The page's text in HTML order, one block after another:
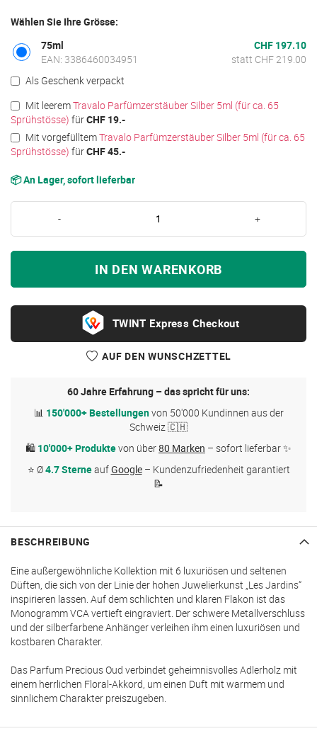
Wählen Sie Ihre Grösse:
75ml
EAN: 3386460034951
CHF 197.10
statt CHF 219.00
Als Geschenk verpackt
Mit leeremTravalo Parfümzerstäuber Silber 5ml (für ca. 65
Sprühstösse) fürCHF 19.-
Mit vorgefülltemTravalo Parfümzerstäuber Silber 5ml (für ca. 65
Sprühstösse) fürCHF 45.-
📦 An Lager, sofort lieferbar
- +
IN DEN WARENKORB
Express Checkout
AUF DEN WUNSCHZETTEL
60 Jahre Erfahrung – das spricht für uns:
📊 150'000+ Bestellungenvon 50'000 Kundinnen aus der
Schweiz 🇨🇭
🛍 10'000+ Produktevon über80 Marken – sofort lieferbar ✨
⭐ Ø4.7 SterneaufGoogle– Kundenzufriedenheit garantiert
📝
BESCHREIBUNG
Eine außergewöhnliche Kollektion mit 6 luxuriösen und seltenen
Düften, die sich von der Linie der hohen Juwelierkunst „Les Jardins“
inspirieren lassen. Auf dem schlichten und klaren Flakon ist das
Monogramm VCA vertieft eingraviert. Der schwere Metallverschluss
und der silberfarbene Anhänger verleihen ihm einen luxuriösen und
kostbaren Charakter.
Das Parfum Precious Oud verbindet geheimnisvolles Adlerholz mit
einem herrlichen Floral-Akkord, um einen Duft mit warmem und
sinnlichem Charakter preiszugeben.